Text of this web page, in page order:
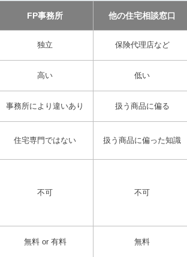
FP事務所 他の住宅相談窓口
独立 保険代理店など
高い 低い
事務所により違いあり 扱う商品に偏る
住宅専門ではない 扱う商品に偏った知識
不可 不可
無料 or 有料 無料